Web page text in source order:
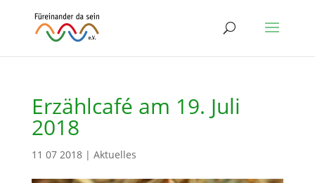
Erzählcafé am 19. Juli
2018
11 07 2018| Aktuelles